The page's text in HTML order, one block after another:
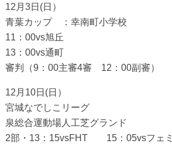
12月3日(日）
青葉カップ ：幸南町小学校
11：00vs旭丘
13：00vs通町
審判（9：00主審4審 12：00副審）
12月10日(日）
宮城なでしこリーグ
泉総合運動場人工芝グランド
2部・13：15vsFHT 15：05vsフェミ